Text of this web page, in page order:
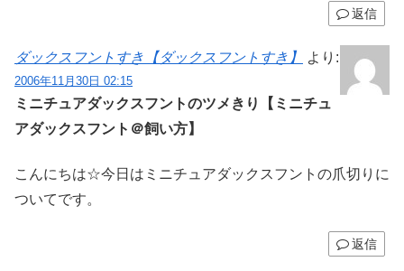
返信
ダックスフントすき【ダックスフントすき】 より:
2006年11月30日 02:15
ミニチュアダックスフントのツメきり【ミニチュ
アダックスフント＠飼い方】
こんにちは☆今日はミニチュアダックスフントの爪切りに
ついてです。
返信